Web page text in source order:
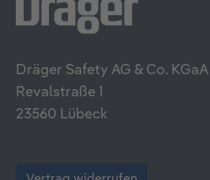
Dräger Safety AG & Co. KGaA
Revalstraße 1
23560 Lübeck